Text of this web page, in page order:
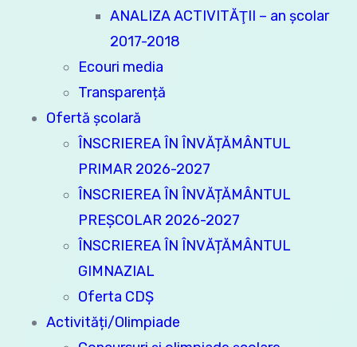
ANALIZA ACTIVITĂŢII – an şcolar
2017-2018
Ecouri media
Transparență
Ofertă şcolară
ÎNSCRIEREA ÎN ÎNVĂȚĂMÂNTUL
PRIMAR 2026-2027
ÎNSCRIEREA ÎN ÎNVĂȚĂMÂNTUL
PREȘCOLAR 2026-2027
ÎNSCRIEREA ÎN ÎNVĂȚĂMÂNTUL
GIMNAZIAL
Oferta CDȘ
Activități/Olimpiade